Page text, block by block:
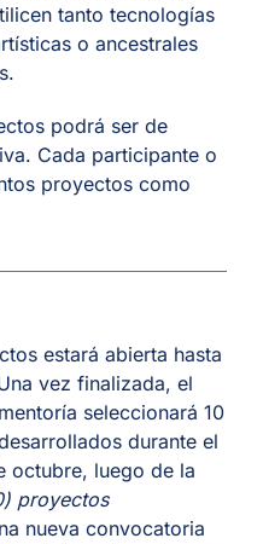
tanto tecnologías
o ancestrales
podrá ser de
Cada participante o
proyectos como
estará abierta hasta
vez finalizada, el
seleccionará 10
durante el
octubre, luego de la
proyectos
nueva convocatoria